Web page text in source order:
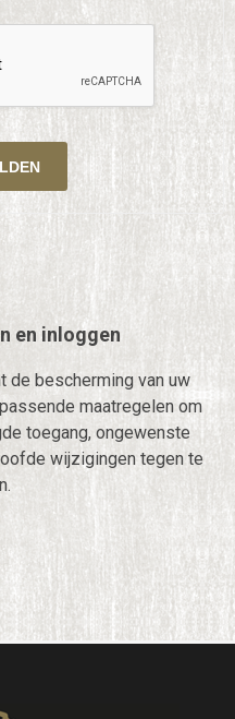
en inloggen
de bescherming van uw
maatregelen om
toegang, ongewenste
wijzigingen tegen te